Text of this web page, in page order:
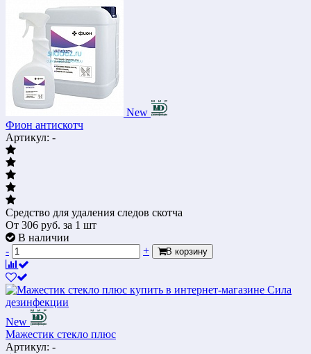
New
Фион антискотч
Артикул: -
Средство для удаления следов скотча
От 306 руб. за 1 шт
В наличии
-
+ В корзину
New
Мажестик стекло плюс
Артикул: -